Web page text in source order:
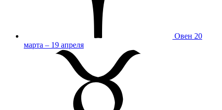
Овен 20
марта – 19 апреля